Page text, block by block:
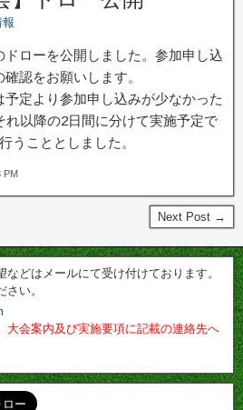
報
ドローを公開しました。参加申し込
認をお願いします。
定より参加申し込みが少なかった
れ以降の2日間に分けて実施予定で
うこととしました。
PM
Next Post →
どはメールにて受け付けております。
い。
大会案内及び実施要項に記載の連絡先へ